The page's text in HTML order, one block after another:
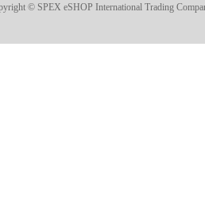
© SPEX eSHOP International Trading